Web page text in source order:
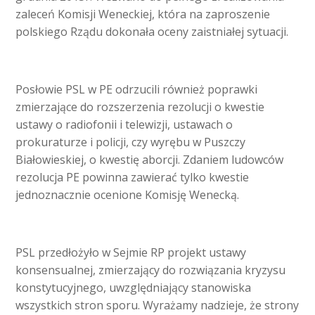
zaleceń Komisji Weneckiej, która na zaproszenie
polskiego Rządu dokonała oceny zaistniałej sytuacji.
Posłowie PSL w PE odrzucili również poprawki
zmierzające do rozszerzenia rezolucji o kwestie
ustawy o radiofonii i telewizji, ustawach o
prokuraturze i policji, czy wyrębu w Puszczy
Białowieskiej, o kwestię aborcji. Zdaniem ludowców
rezolucja PE powinna zawierać tylko kwestie
jednoznacznie ocenione Komisję Wenecką.
PSL przedłożyło w Sejmie RP projekt ustawy
konsensualnej, zmierzający do rozwiązania kryzysu
konstytucyjnego, uwzględniający stanowiska
wszystkich stron sporu. Wyrażamy nadzieje, że strony